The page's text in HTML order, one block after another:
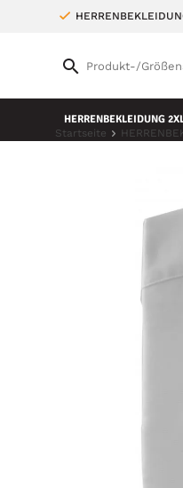
HERRENBEKLEIDUNG
Startseite